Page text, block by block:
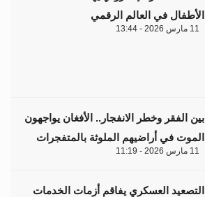
الأطفال في العالم الرقمي
11 مارس 2026 - 13:44
بين الفقر وخطر الانفجار.. الأفغان يواجهون
الموت في أراضيهم الملوثة بالمتفجرات
11 مارس 2026 - 11:19
التصعيد العسكري يفاقم أزمات الخدمات